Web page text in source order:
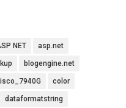
NET asp.net
blogengine.net
color
dataformatstring